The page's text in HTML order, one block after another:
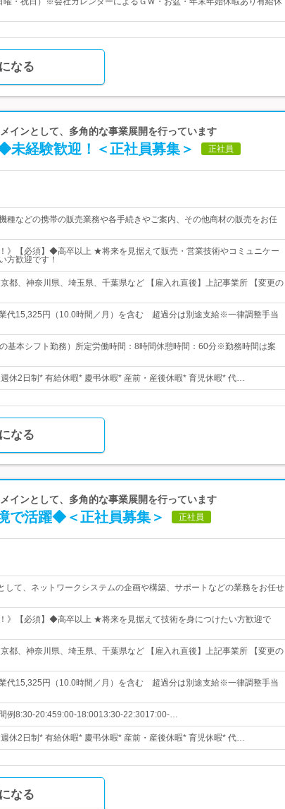
なる
インとして、多角的な事業展開を行っています
未経験歓迎！＜正社員募集＞ 正社員
種などの携帯の販売業務や各手続きやご案内、その他商材の販売をお任
！》【必須】◆高卒以上 ★将来を見据えて販売・営業技術やコミュニケー
方歓迎です！
京都、神奈川県、埼玉県、千葉県など 【雇入れ直後】上記事業所 【変更の
代15,325円（10.0時間／月）を含む 超過分は別途支給※一律調整手当
基本シフト勤務）所定労働時間：8時間休憩時間：60分※勤務時間は案
休2日制* 有給休暇* 慶弔休暇* 産前・産後休暇* 育児休暇* 代…
なる
インとして、多角的な事業展開を行っています
で活躍◆＜正社員募集＞ 正社員
して、ネットワークシステムの企画や構築、サポートなどの業務をお任せ
！》【必須】◆高卒以上 ★将来を見据えて技術を身につけたい方歓迎で
京都、神奈川県、埼玉県、千葉県など 【雇入れ直後】上記事業所 【変更の
代15,325円（10.0時間／月）を含む 超過分は別途支給※一律調整手当
例8:30-20:459:00-18:0013:30-22:3017:00-…
休2日制* 有給休暇* 慶弔休暇* 産前・産後休暇* 育児休暇* 代…
なる